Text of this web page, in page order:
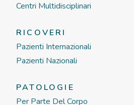
Centri Multidisciplinari
RICOVERI
Pazienti Internazionali
Pazienti Nazionali
PATOLOGIE
Per Parte Del Corpo